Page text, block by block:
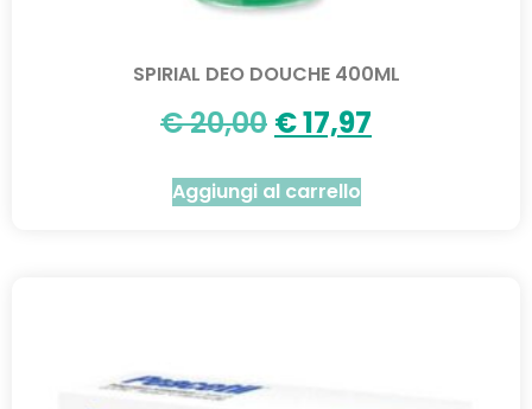
SPIRIAL DEO DOUCHE 400ML
€20,00 €17,97
Aggiungi al carrello